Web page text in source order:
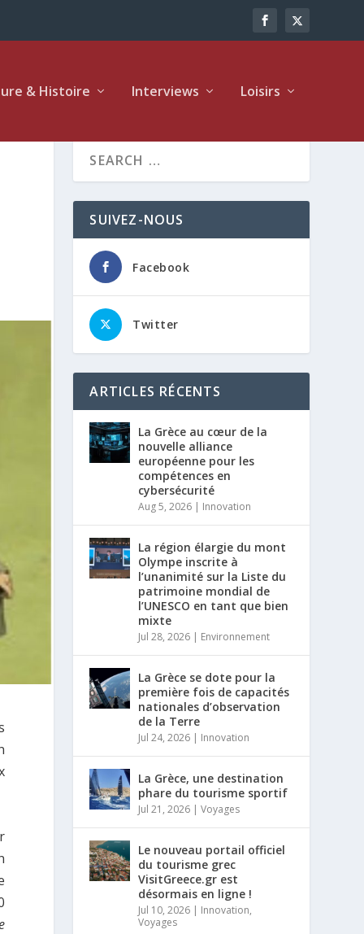
& Histoire Interviews Loisirs
SUIVEZ-NOUS
Facebook
Twitter
ARTICLES RÉCENTS
La Grèce au cœur de la
nouvelle alliance
européenne pour les
compétences en
cybersécurité
Aug 5, 2026 | Innovation
La région élargie du mont
Olympe inscrite à
l’unanimité sur la Liste du
patrimoine mondial de
l’UNESCO en tant que bien
mixte
Jul 28, 2026 | Environnement
La Grèce se dote pour la
première fois de capacités
nationales d’observation
de la Terre
Jul 24, 2026 | Innovation
La Grèce, une destination
phare du tourisme sportif
Jul 21, 2026 |Voyages
Le nouveau portail officiel
du tourisme grec
VisitGreece.gr est
désormais en ligne !
Jul 10, 2026 | Innovation,
Voyages